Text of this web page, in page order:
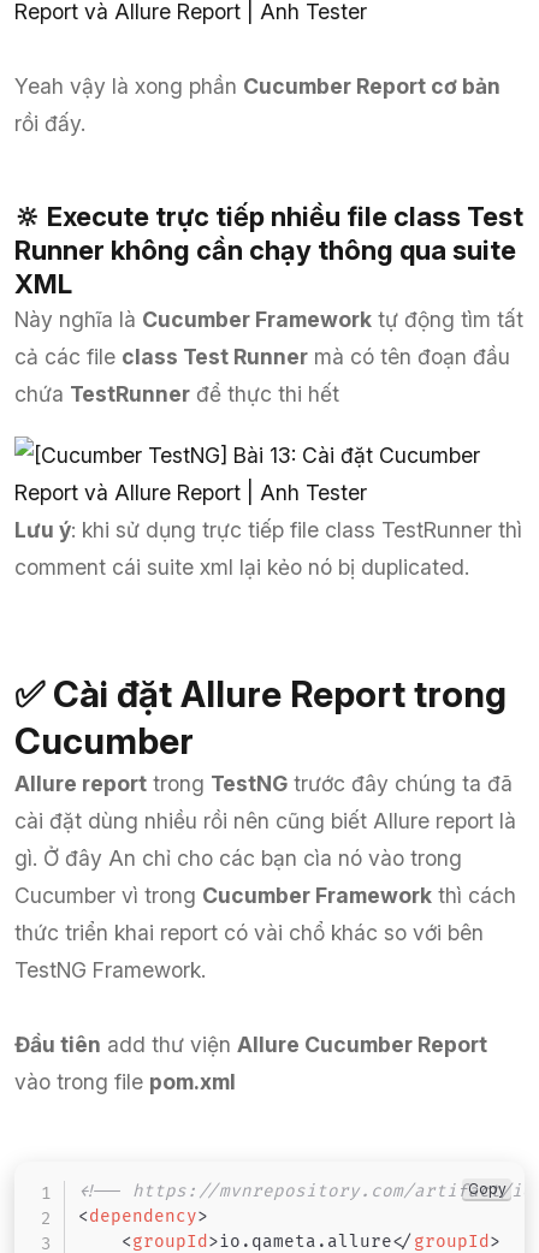
Yeah vậy là xong phần Cucumber Report cơ bản
rồi đấy.
🔆 Execute trực tiếp nhiều file class Test
Runner không cần chạy thông qua suite
XML
Này nghĩa là Cucumber Framework tự động tìm tất
cả các file class Test Runner mà có tên đoạn đầu
chứa TestRunner để thực thi hết
Lưu ý: khi sử dụng trực tiếp file class TestRunner thì
comment cái suite xml lại kẻo nó bị duplicated.
✅ Cài đặt Allure Report trong
Cucumber
Allure report trong TestNG trước đây chúng ta đã
cài đặt dùng nhiều rồi nên cũng biết Allure report là
gì. Ở đây An chỉ cho các bạn cìa nó vào trong
Cucumber vì trong Cucumber Framework thì cách
thức triển khai report có vài chổ khác so với bên
TestNG Framework.
Đầu tiên add thư viện Allure Cucumber Report
vào trong file pom.xml
<!-- https://mvnrepository.com/artifact/
<dependency>
<groupId >io.qameta.allure</groupId >
Copy